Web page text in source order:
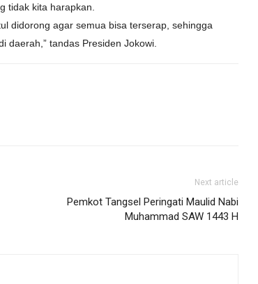
tidak kita harapkan.
didorong agar semua bisa terserap, sehingga
daerah,” tandas Presiden Jokowi.
Next article
Pemkot Tangsel Peringati Maulid Nabi
Muhammad SAW 1443 H